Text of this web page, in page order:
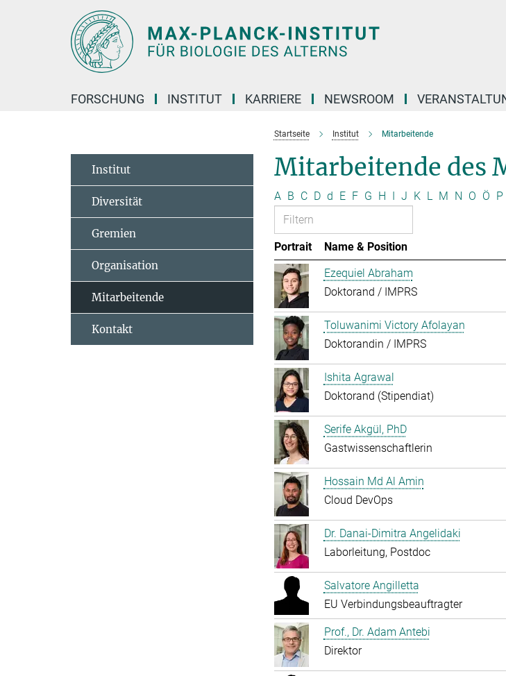
FORSCHUNG INSTITUT KARRIERE NEWSROOM
Startseite Institut Mitarbeitende
Mitarbeitende des
A B C D d E F G H I J K L M N O Ö P
Portrait Name & Position
Ezequiel Abraham
Doktorand / IMPRS
Toluwanimi Victory Afolayan
Doktorandin / IMPRS
Ishita Agrawal
Doktorand (Stipendiat)
Serife Akgül, PhD
Gastwissenschaftlerin
Hossain Md Al Amin
Cloud DevOps
Dr. Danai-Dimitra Angelidaki
Laborleitung, Postdoc
Salvatore Angilletta
EU Verbindungsbeauftragter
Prof., Dr. Adam Antebi
Direktor
Institut
Diversität
Gremien
Organisation
Mitarbeitende
Kontakt